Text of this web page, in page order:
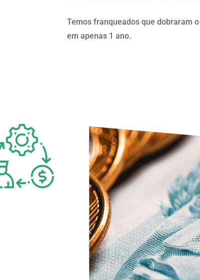
Temos franqueados que dobraram
em apenas 1 ano.